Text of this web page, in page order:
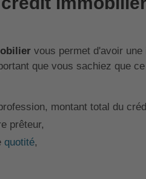
vous permet d'avoir une
que vous sachiez que
montant total du
prêteur,
quotité,